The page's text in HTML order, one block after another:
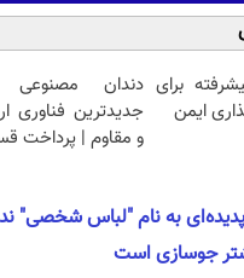
برای
ایمن
دندان مصنوعی
جدیدترین فناوری
و مقاوم | پرداخت
به نام "لباس شخصی"
جوسازی است